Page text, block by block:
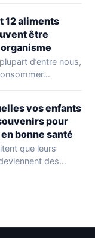
12 aliments
être
d’entre nous,
vos enfants
pour
bonne santé
que leurs
des